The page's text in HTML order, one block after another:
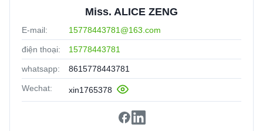
Miss. ALICE ZENG
E-mail: 15778443781@163.com
điện thoại: 15778443781
whatsapp: 8615778443781
Wechat: xin1765378